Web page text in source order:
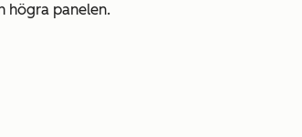
högra panelen.